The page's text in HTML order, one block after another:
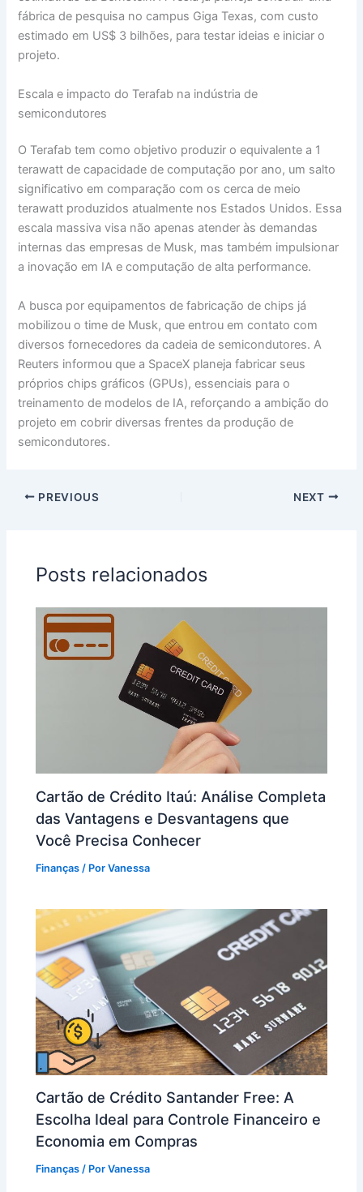
fábrica de pesquisa no campus Giga Texas, com custo
estimado em US$ 3 bilhões, para testar ideias e iniciar o
projeto.
Escala e impacto do Terafab na indústria de
semicondutores
O Terafab tem como objetivo produzir o equivalente a 1
terawatt de capacidade de computação por ano, um salto
significativo em comparação com os cerca de meio
terawatt produzidos atualmente nos Estados Unidos. Essa
escala massiva visa não apenas atender às demandas
internas das empresas de Musk, mas também impulsionar
a inovação em IA e computação de alta performance.
A busca por equipamentos de fabricação de chips já
mobilizou o time de Musk, que entrou em contato com
diversos fornecedores da cadeia de semicondutores. A
Reuters informou que a SpaceX planeja fabricar seus
próprios chips gráficos (GPUs), essenciais para o
treinamento de modelos de IA, reforçando a ambição do
projeto em cobrir diversas frentes da produção de
semicondutores.
PREVIOUS NEXT
Posts relacionados
Cartão de Crédito Itaú: Análise Completa
das Vantagens e Desvantagens que
Você Precisa Conhecer
Finanças / PorVanessa
Cartão de Crédito Santander Free: A
Escolha Ideal para Controle Financeiro e
Economia em Compras
Finanças / PorVanessa